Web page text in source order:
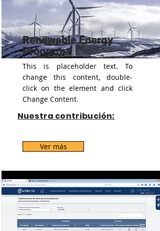
Renewable Energy
Program
This is placeholder text. To
change this content, double-
click on the element and click
Change Content.
Nuestra contribución:
Ver más